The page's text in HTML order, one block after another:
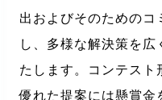
説明会を実施しました
2026.02.27
出およびそのためのコ
し、多様な解決策を広
たします。コンテスト
優れた提案には懸賞金